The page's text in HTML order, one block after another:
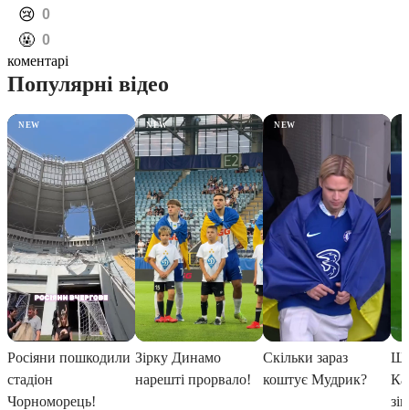
️😢 0
️🤬 0
коментарі